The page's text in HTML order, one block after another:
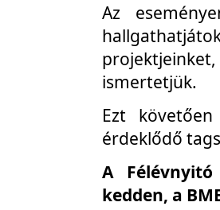
Az
ismertetjük.
Ezt
érdeklődő
A
kedden, a